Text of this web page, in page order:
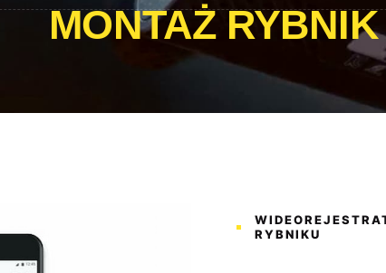
MONTAŻ RYBNIK
RYBNIKU